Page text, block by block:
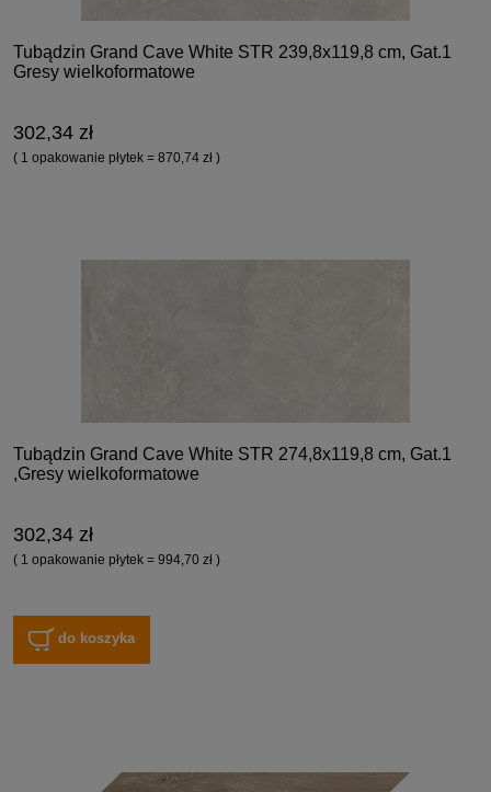
Tubądzin Grand Cave White STR 239,8x119,8 cm, Gat.1
Gresy wielkoformatowe
302,34 zł
( 1 opakowanie płytek = 870,74 zł )
Tubądzin Grand Cave White STR 274,8x119,8 cm, Gat.1
,Gresy wielkoformatowe
302,34 zł
( 1 opakowanie płytek = 994,70 zł )
do koszyka